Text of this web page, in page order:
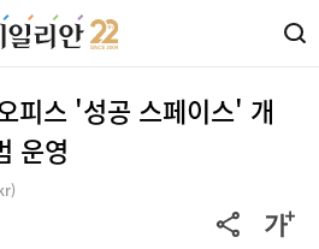
피스 '성공 스페이스' 개
운영